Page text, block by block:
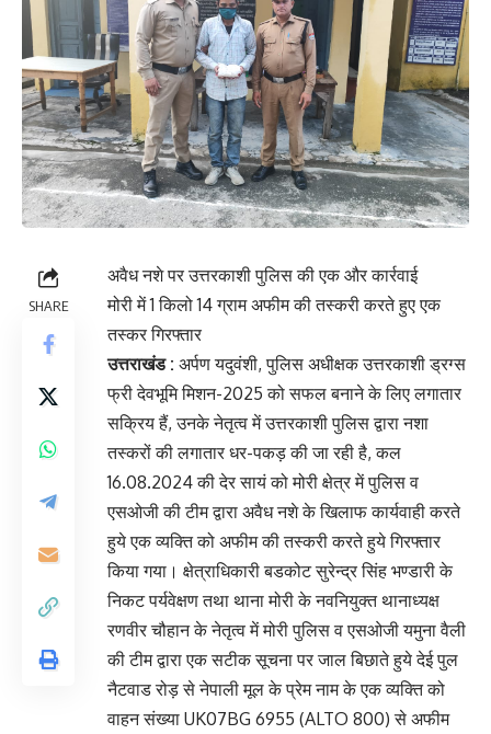
SHARE
अवैध नशे पर उत्तरकाशी पुलिस की एक और कार्रवाई
मोरी में 1 किलो 14 ग्राम अफीम की तस्करी करते हुए एक
तस्कर गिरफ्तार
उत्तराखंड : अर्पण यदुवंशी, पुलिस अधीक्षक उत्तरकाशी ड्रग्स
फ्री देवभूमि मिशन-2025 को सफल बनाने के लिए लगातार
सक्रिय हैं, उनके नेतृत्व में उत्तरकाशी पुलिस द्वारा नशा
तस्करों की लगातार धर-पकड़ की जा रही है, कल
16.08.2024 की देर सायं को मोरी क्षेत्र में पुलिस व
एसओजी की टीम द्वारा अवैध नशे के खिलाफ कार्यवाही करते
हुये एक व्यक्ति को अफीम की तस्करी करते हुये गिरफ्तार
किया गया। क्षेत्राधिकारी बडकोट सुरेन्द्र सिंह भण्डारी के
निकट पर्यवेक्षण तथा थाना मोरी के नवनियुक्त थानाध्यक्ष
रणवीर चौहान के नेतृत्व में मोरी पुलिस व एसओजी यमुना वैली
की टीम द्वारा एक सटीक सूचना पर जाल बिछाते हुये देई पुल
नैटवाड रोड़ से नेपाली मूल के प्रेम नाम के एक व्यक्ति को
वाहन संख्या UK07BG 6955 (ALTO 800) से अफीम